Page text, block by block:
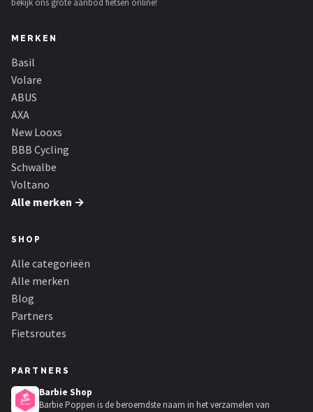
bekijk ons grote aanbod fietsen online!
MERKEN
Basil
Volare
ABUS
AXA
New Looxs
BBB Cycling
Schwalbe
Voltano
Alle merken →
SHOP
Alle categorieën
Alle merken
Blog
Partners
Fietsroutes
PARTNERS
Barbie Shop
Barbie Poppen is de beroemdste naam in het verzamelen van